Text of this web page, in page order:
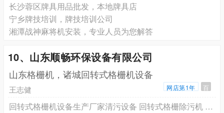
长沙蓉区牌具用品批发，本地牌具店
宁乡牌技培训，牌技培训公司
湘潭战神麻将机安装，专业人员为您解答
10、山东顺畅环保设备有限公司
山东格栅机，诸城回转式格栅机设备
王志健 网店第1年 百
回转式格栅机设备生产厂家清污设备 回转式格栅除污机 自动化程度高 打捞干净